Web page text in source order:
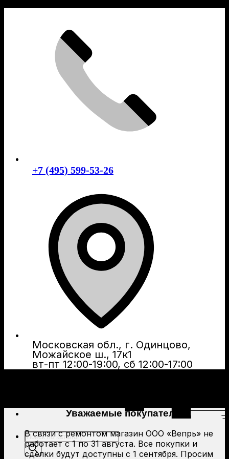
+7 (495) 599-53-26
Московская обл., г. Одинцово,
Можайское ш., 17к1
вт-пт 12:00-19:00, сб 12:00-17:00
Поиск
товаров
Уважаемые покупатели!
В связи с ремонтом магазин ООО «Вепрь» не
работает с 1 по 31 августа. Все покупки и
сделки будут доступны с 1 сентября. Просим